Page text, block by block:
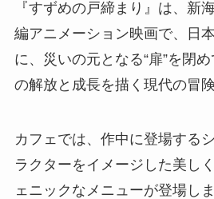
『すずめの戸締まり』は、新
編アニメーション映画で、日
に、災いの元となる“扉”を閉
の解放と成長を描く現代の冒険
カフェでは、作中に登場する
ラクターをイメージした美し
ェニックなメニューが登場しま